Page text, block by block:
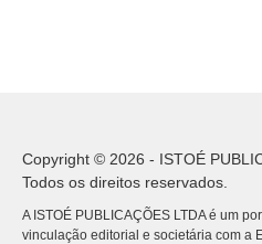
Copyright © 2026 - ISTOÉ
Todos os direitos reservados.
A ISTOÉ PUBLICAÇÕES LTDA é um
vinculação editorial e societária com a